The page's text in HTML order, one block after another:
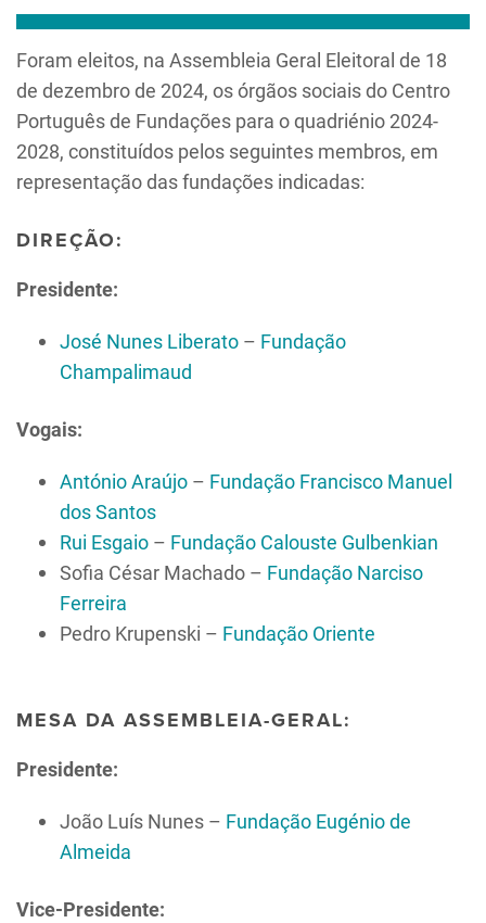
Foram eleitos, na Assembleia Geral Eleitoral de 18
de dezembro de 2024, os órgãos sociais do Centro
Português de Fundações para o quadriénio 2024-
2028, constituídos pelos seguintes membros, em
representação das fundações indicadas:
DIREÇÃO:
Presidente:
José Nunes Liberato – Fundação
Champalimaud
Vogais:
António Araújo – Fundação Francisco Manuel
dos Santos
Rui Esgaio – Fundação Calouste Gulbenkian
Sofia César Machado – Fundação Narciso
Ferreira
Pedro Krupenski – Fundação Oriente
MESA DA ASSEMBLEIA-GERAL:
Presidente:
João Luís Nunes – Fundação Eugénio de
Almeida
Vice-Presidente: